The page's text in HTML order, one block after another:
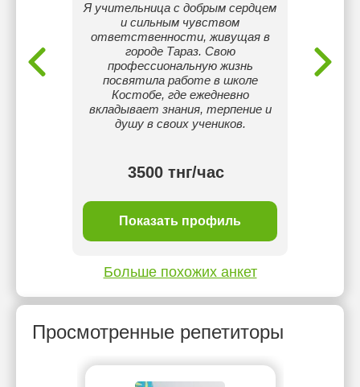
Я учительница с добрым сердцем
и сильным чувством
ответственности, живущая в
городе Тараз. Свою
профессиональную жизнь
посвятила работе в школе
Костобе, где ежедневно
вкладывает знания, терпение и
душу в своих учеников.
3500 тнг/час
Показать профиль
Больше похожих анкет
Просмотренные репетиторы